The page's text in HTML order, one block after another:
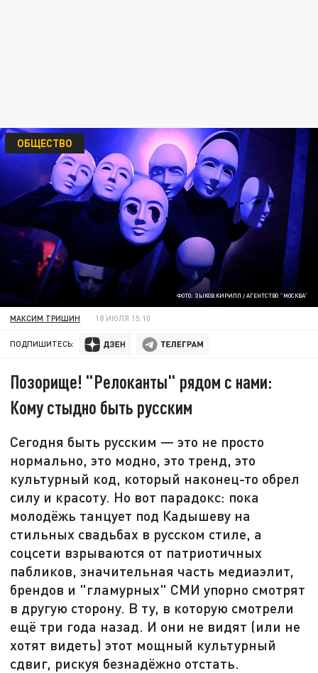
ФОТО: ЗЫКОВ КИРИЛЛ / АГЕНТСТВО "МОСКВА"
ОБЩЕСТВО
МАКСИМ ТРИШИН 18 ИЮЛЯ 15:10
ПОДПИШИТЕСЬ:
Позорище! "Релоканты" рядом с нами:
Кому стыдно быть русским
Сегодня быть русским — это не просто
нормально, это модно, это тренд, это
культурный код, который наконец-то обрел
силу и красоту. Но вот парадокс: пока
молодёжь танцует под Кадышеву на
стильных свадьбах в русском стиле, а
соцсети взрываются от патриотичных
пабликов, значительная часть медиаэлит,
брендов и "гламурных" СМИ упорно смотрят
в другую сторону. В ту, в которую смотрели
ещё три года назад. И они не видят (или не
хотят видеть) этот мощный культурный
сдвиг, рискуя безнадёжно отстать.